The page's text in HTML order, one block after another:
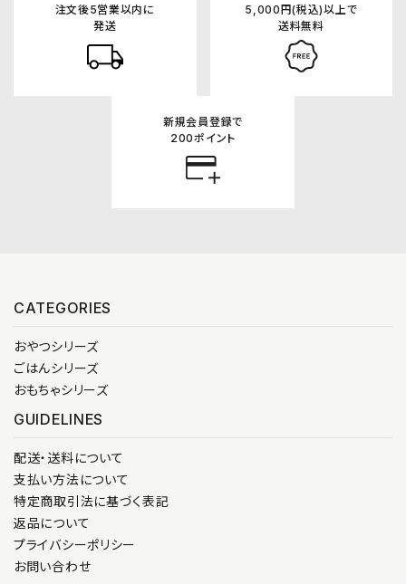
カテゴリー
注文後5営業以内に
発送
5,000円(税込)以上で
送料無料
新規会員登録で
200ポイント
CATEGORIES
おやつシリーズ
ごはんシリーズ
おもちゃシリーズ
GUIDELINES
配送・送料について
支払い方法について
特定商取引法に基づく表記
返品について
プライバシーポリシー
お問い合わせ